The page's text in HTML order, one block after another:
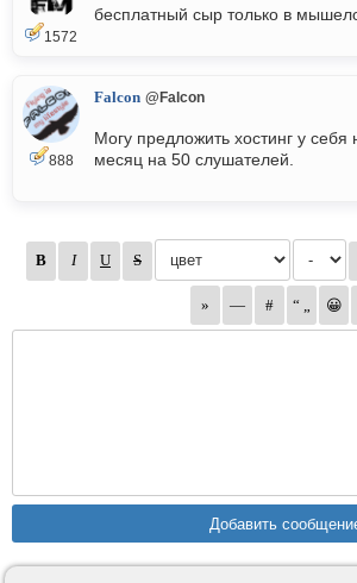
1572
бесплатный сыр только в
888
Falcon @Falcon
Могу предложить хостинг у себя
месяц на 50 слушателей.